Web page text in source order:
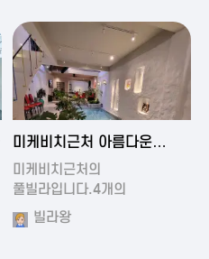
2024-11-16 15:32
미케비치근처 아름다운
풀빌라
미케비치근처의
풀빌라입니다.4개의
아름다운방과…
빌라왕